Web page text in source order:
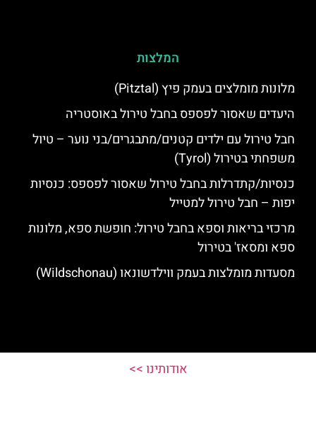
המלצות
מלונות מומלצים בעמק פיץ (Pitztal)
היעדים שאסור לפספס בחבל טירול באוסטריה
חבל טירול עם ילדים קטנים/מתבגרים/בני נוער – טיול
משפחתי בטירול (Tyrol)
כנסיות/קתדרלות בחבל טירול שאסור לפספס: כנסיות
יפות – חבל טירול למטייל
מרכזי בריאות וספא בחבל טירול: חופשת ספא, מלונות
ספא ומסאז' בטירול
מסעדות מומלצות בעמק ווילדשונאו (Wildschonau)
אודותינו >>